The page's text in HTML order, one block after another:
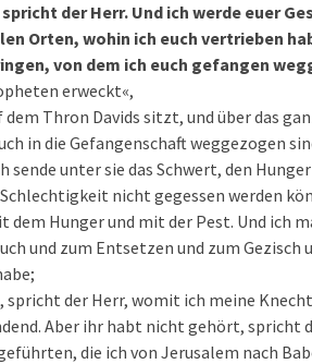
der Herr. Und ich werde euer
Orten, wohin ich euch vertrieben
von dem ich euch gefangen
erweckt«,
Thron Davids sitzt, und über das
in die Gefangenschaft weggezogen
sende unter sie das Schwert, den
nicht gegessen werden
Hunger und mit der Pest. Und ich
und zum Entsetzen und zum Gezisch
der Herr, womit ich meine
Aber ihr habt nicht gehört, spricht
die ich von Jerusalem nach